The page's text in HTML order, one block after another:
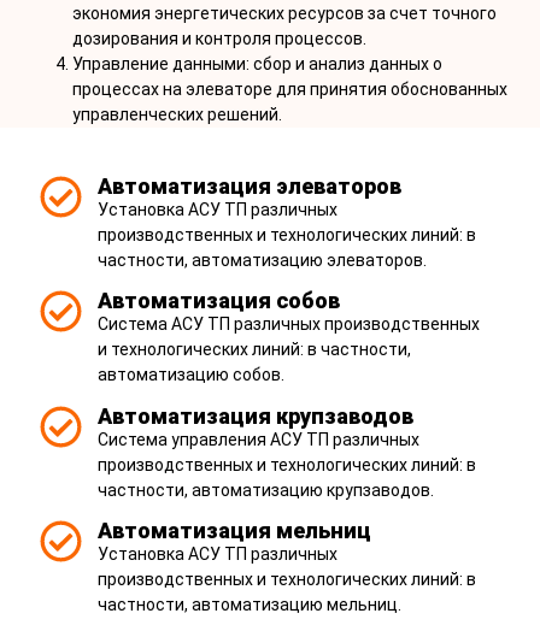
экономия энергетических ресурсов за счет точного
дозирования и контроля процессов.
Управление данными: сбор и анализ данных о
процессах на элеваторе для принятия обоснованных
управленческих решений.
Автоматизация элеваторов
Установка АСУ ТП различных
производственных и технологических линий: в
частности, автоматизацию элеваторов.
Автоматизация собов
Система АСУ ТП различных производственных
и технологических линий: в частности,
автоматизацию собов.
Автоматизация крупзаводов
Система управления АСУ ТП различных
производственных и технологических линий: в
частности, автоматизацию крупзаводов.
Автоматизация мельниц
Установка АСУ ТП различных
производственных и технологических линий: в
частности, автоматизацию мельниц.